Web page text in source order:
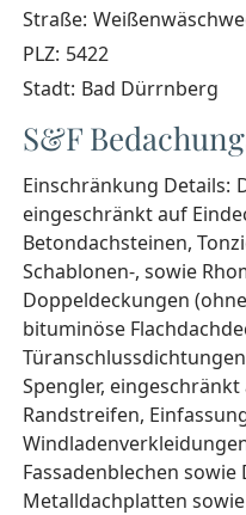
Straße:
PLZ: 5422
Stadt: Bad Dürrnberg
S&F
Einschränkung Details:
eingeschränkt auf
Betondachsteinen,
Schablonen-, sowie
Doppeldeckungen
bituminöse
Spengler,
Randstreifen,
Fassadenblechen
Metalldachplatten